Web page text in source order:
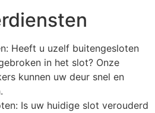
Heeft u uzelf buitengesloten
in het slot? Onze
kunnen uw deur snel en
Is uw huidige slot verouderd